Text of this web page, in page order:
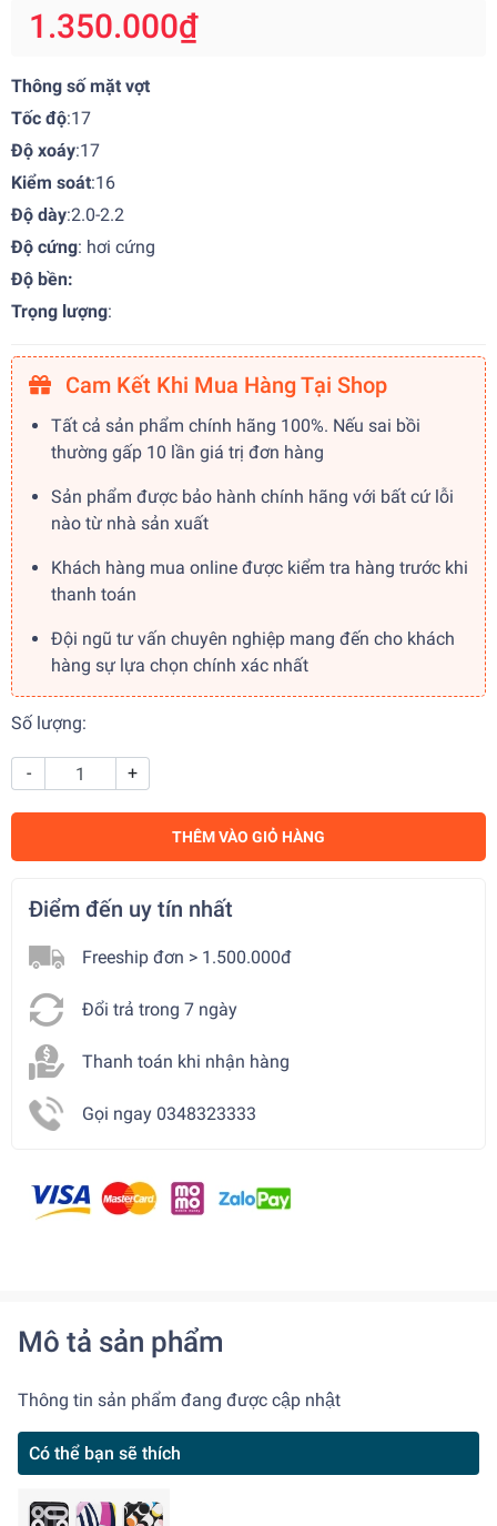
1.350.000₫
Thông số mặt vợt
Tốc độ:17
Độ xoáy:17
Kiểm soát:16
Độ dày:2.0-2.2
Độ cứng: hơi cứng
Độ bền:
Trọng lượng:
Cam Kết Khi Mua Hàng Tại Shop
Tất cả sản phẩm chính hãng 100%. Nếu sai bồi
thường gấp 10 lần giá trị đơn hàng
Sản phẩm được bảo hành chính hãng với bất cứ lỗi
nào từ nhà sản xuất
Khách hàng mua online được kiểm tra hàng trước khi
thanh toán
Đội ngũ tư vấn chuyên nghiệp mang đến cho khách
hàng sự lựa chọn chính xác nhất
Số lượng:
- +
THÊM VÀO GIỎ HÀNG
Điểm đến uy tín nhất
Freeship đơn > 1.500.000đ
Đổi trả trong 7 ngày
Thanh toán khi nhận hàng
Gọi ngay 0348323333
Mô tả sản phẩm
Thông tin sản phẩm đang được cập nhật
Có thể bạn sẽ thích